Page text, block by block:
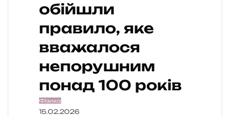
обійшли
правило, яке
вважалося
непорушним
понад 100 років
Фізика
15.02.2026